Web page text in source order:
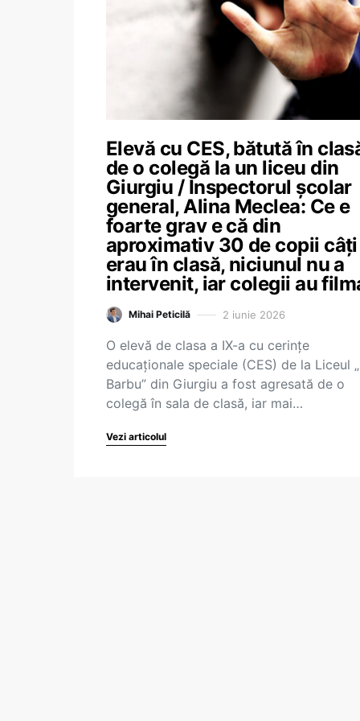
Elevă cu CES, bătută în
de o colegă la un liceu din
Giurgiu / Inspectorul școlar
general, Alina Meclea: Ce e
foarte grav e că din
aproximativ 30 de copii câți
erau în clasă, niciunul nu a
intervenit, iar colegii au
Mihai Peticilă 2 iunie 2026
O elevă de clasa a IX-a cu cerințe
educaționale speciale (CES) de la Liceul
Barbu” din Giurgiu a fost agresată de o
colegă în sala de clasă, iar mai…
Vezi articolul